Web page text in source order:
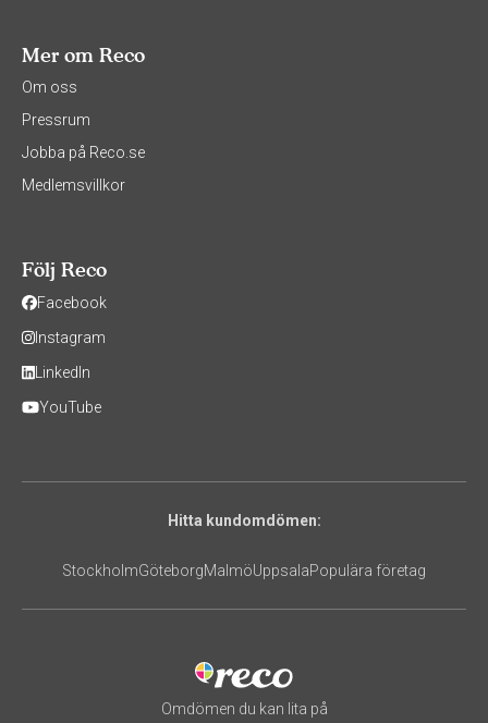
Mer om Reco
Om oss
Pressrum
Jobba på Reco.se
Medlemsvillkor
Följ Reco
Facebook
Instagram
LinkedIn
YouTube
Hitta kundomdömen:
StockholmGöteborgMalmöUppsalaPopulära företag
Omdömen du kan lita på